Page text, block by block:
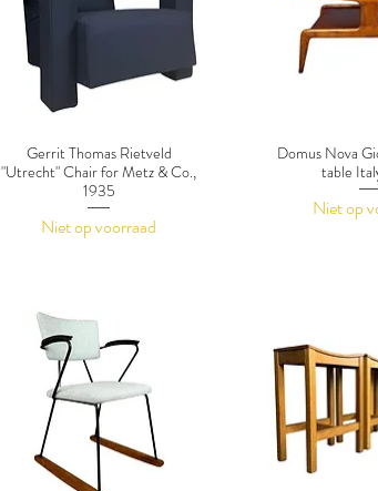
Gerrit Thomas Rietveld
"Utrecht" Chair for Metz & Co.,
1935
Niet op voorraad
Domus Nova
table
Niet op